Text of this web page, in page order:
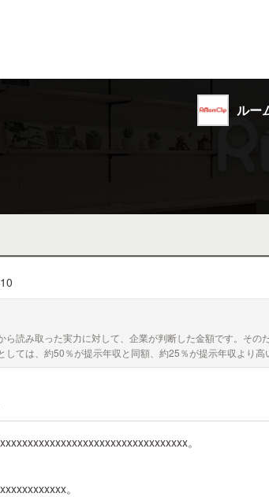
ルー
ら読み取った実力に対して、企業が判断した金額です。そ
しては、約50％が提示年収と同額、約25％が提示年収より
。
。